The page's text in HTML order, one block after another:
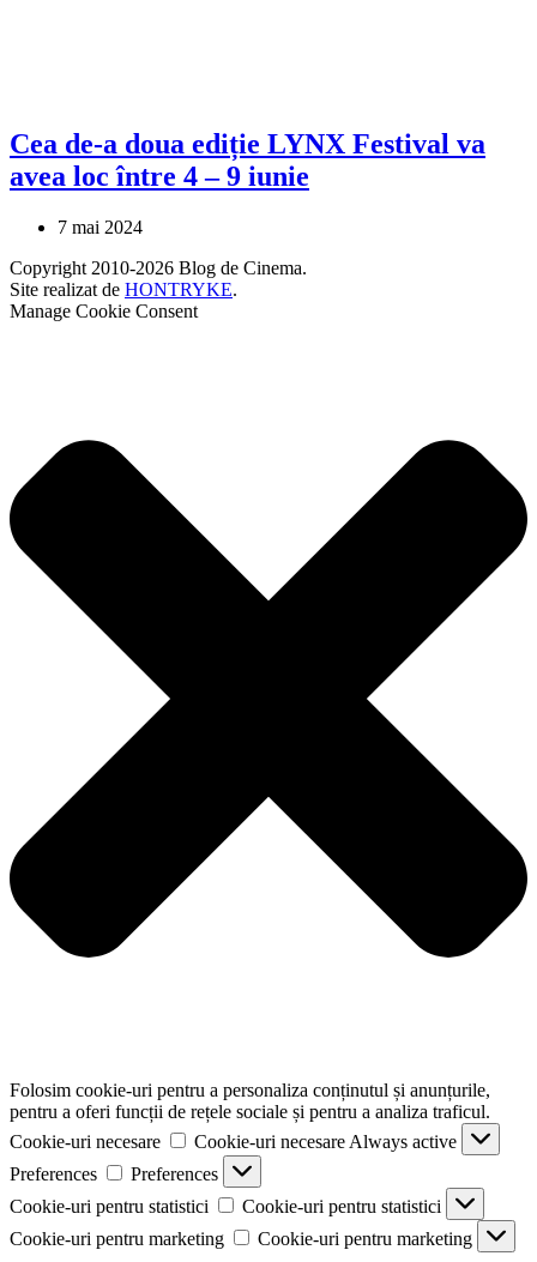
Cea de-a doua ediție LYNX Festival va
avea loc între 4 – 9 iunie
7 mai 2024
Copyright 2010-2026 Blog de Cinema.
Site realizat de HONTRYKE.
Manage Cookie Consent
Folosim cookie-uri pentru a personaliza conținutul și anunțurile,
pentru a oferi funcții de rețele sociale și pentru a analiza traficul.
Cookie-uri necesare
Cookie-uri necesare Always active
Preferences
Preferences
Cookie-uri pentru statistici
Cookie-uri pentru statistici
Cookie-uri pentru marketing
Cookie-uri pentru marketing